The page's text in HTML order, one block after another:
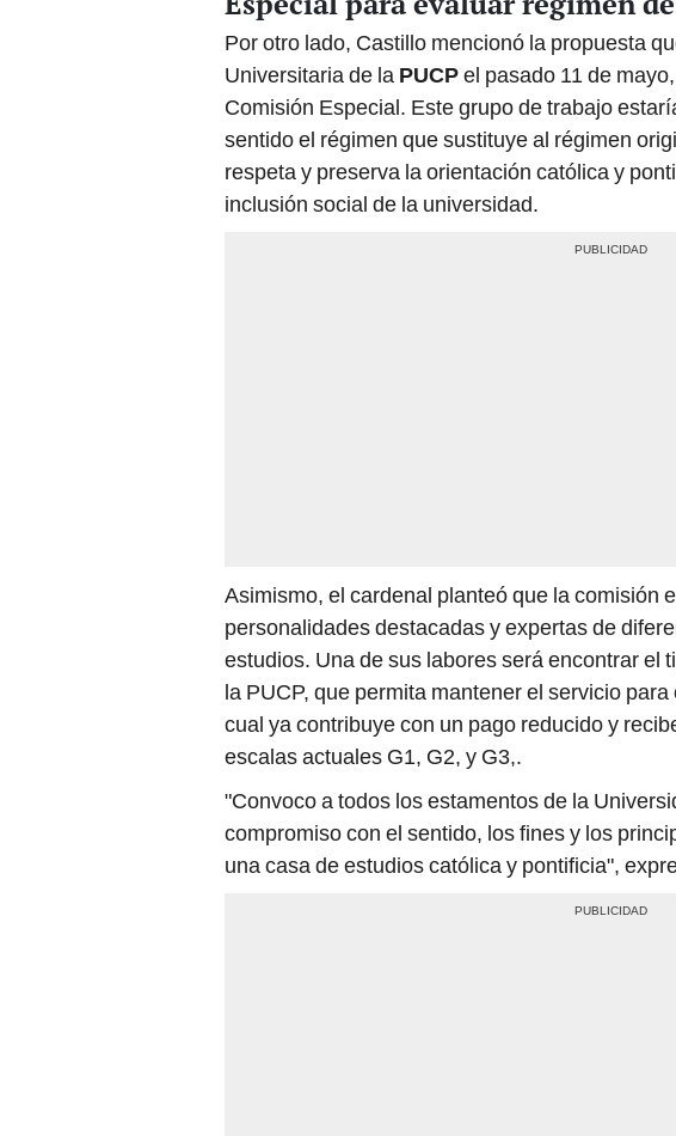
Por otro lado, Castillo mencionó la propuesta
Universitaria de la PUCPel pasado 11 de
Comisión Especial. Este grupo de trabajo
sentido el régimen que sustituye al régimen
respeta y preserva la orientación católica y
inclusión social de la universidad.
Asimismo, el cardenal planteó que la comisión
personalidades destacadas y expertas de
estudios. Una de sus labores será encontrar el
la PUCP, que permita mantener el servicio
cual ya contribuye con un pago reducido y
escalas actuales G1, G2, y G3,.
"Convoco a todos los estamentos de la
compromiso con el sentido, los fines y los
una casa de estudios católica y pontificia",